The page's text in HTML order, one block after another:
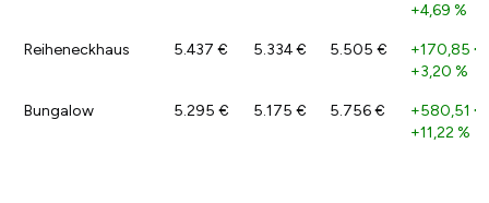
+4,69 %
Reiheneckhaus 5.437 € 5.334 € 5.505 € +170,85 €
+3,20 %
Bungalow 5.295 € 5.175 € 5.756 € +580,51 €
+11,22 %